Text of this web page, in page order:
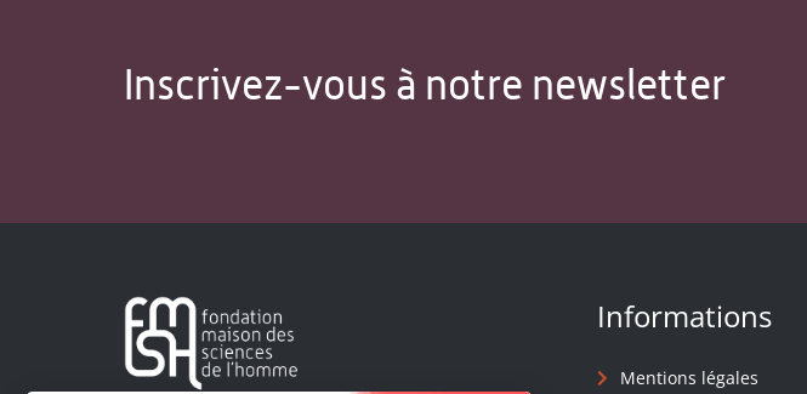
Inscrivez-vous à notre newsletter
Informations
Mentions légales